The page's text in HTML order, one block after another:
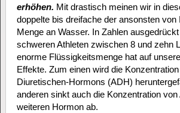
erhöhen. Mit drastisch meinen wir in
doppelte bis dreifache der ansonsten von
Menge an Wasser. In Zahlen
schweren Athleten zwischen 8 und zehn
enorme Flüssigkeitsmenge hat auf
Effekte. Zum einen wird die
Diuretischen-Hormons (ADH)
anderen sinkt auch die Konzentration
weiteren Hormon ab.